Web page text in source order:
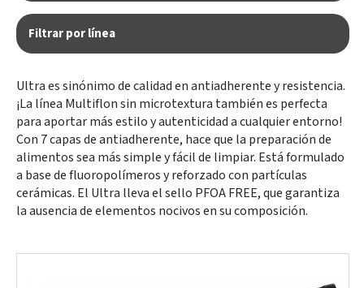
Filtrar por línea
Ultra es sinónimo de calidad en antiadherente y resistencia.
¡La línea Multiflon sin microtextura también es perfecta
para aportar más estilo y autenticidad a cualquier entorno!
Con 7 capas de antiadherente, hace que la preparación de
alimentos sea más simple y fácil de limpiar. Está formulado
a base de fluoropolímeros y reforzado con partículas
cerámicas. El Ultra lleva el sello PFOA FREE, que garantiza
la ausencia de elementos nocivos en su composición.